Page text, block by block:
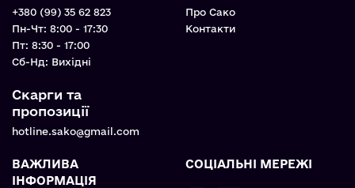
+380 (99) 35 62 823
Пн-Чт: 8:00 - 17:30
Пт: 8:30 - 17:00
Cб-Нд: Вихідні
Скарги та
пропозиції
hotline.sako@gmail.com
Про Сако
Контакти
ВАЖЛИВА
ІНФОРМАЦІЯ
СОЦІАЛЬНІ МЕРЕЖІ